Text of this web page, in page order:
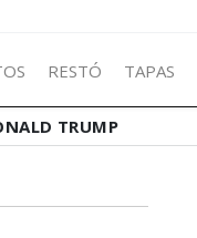
RESTÓ TAPAS
TRUMP